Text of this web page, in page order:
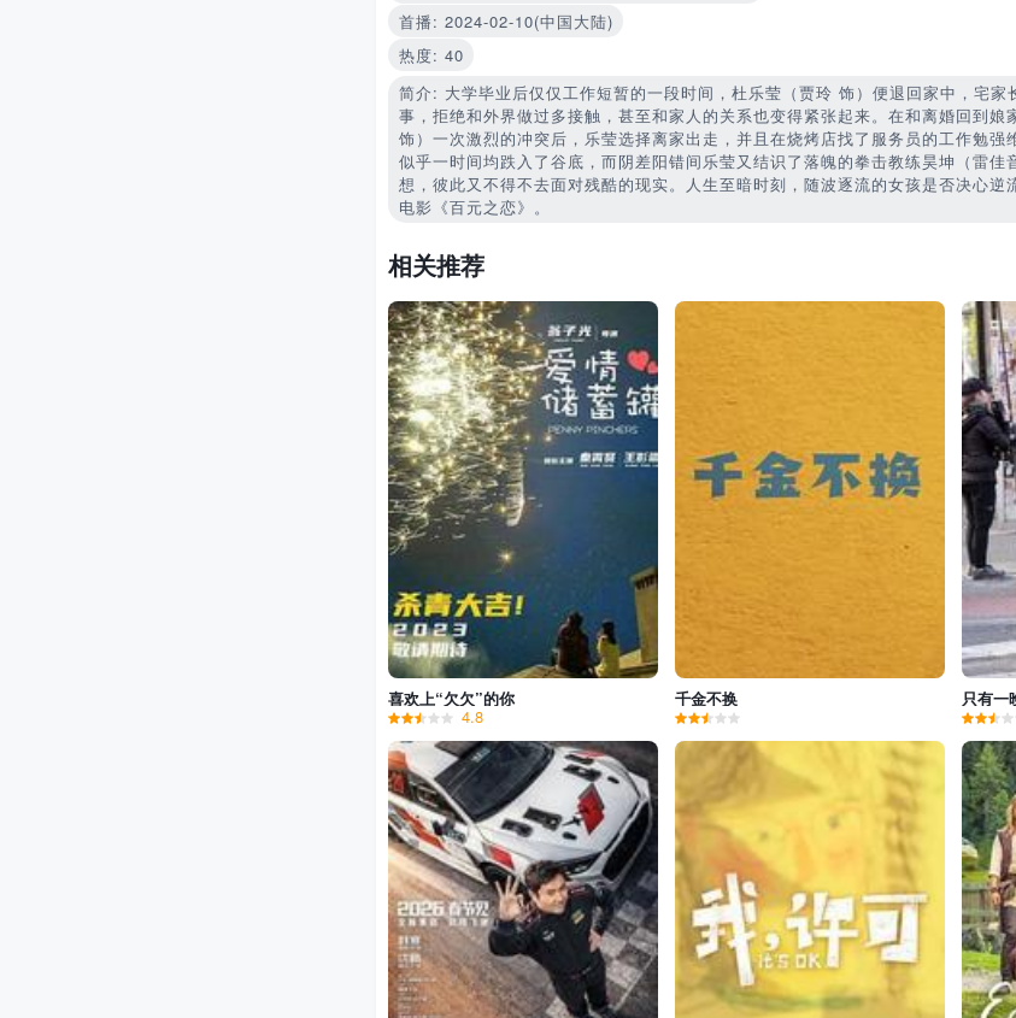
首播: 2024-02-10(中国大陆)
热度: 40
简介: 大学毕业后仅仅工作短暂的一段时间，杜乐莹（贾玲 饰）便退回家中，宅家
事，拒绝和外界做过多接触，甚至和家人的关系也变得紧张起来。在和离婚回到娘
饰）一次激烈的冲突后，乐莹选择离家出走，并且在烧烤店找了服务员的工作勉强
似乎一时间均跌入了谷底，而阴差阳错间乐莹又结识了落魄的拳击教练昊坤（雷佳
想，彼此又不得不去面对残酷的现实。人生至暗时刻，随波逐流的女孩是否决心逆
电影《百元之恋》。
相关推荐
喜欢上“欠欠”的你
4.8
千金不换 只有一